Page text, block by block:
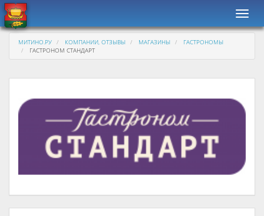
МИТИНО.РУ КОМПАНИИ, ОТЗЫВЫ МАГАЗИНЫ
ГАСТРОНОМЫ
ГАСТРОНОМ СТАНДАРТ